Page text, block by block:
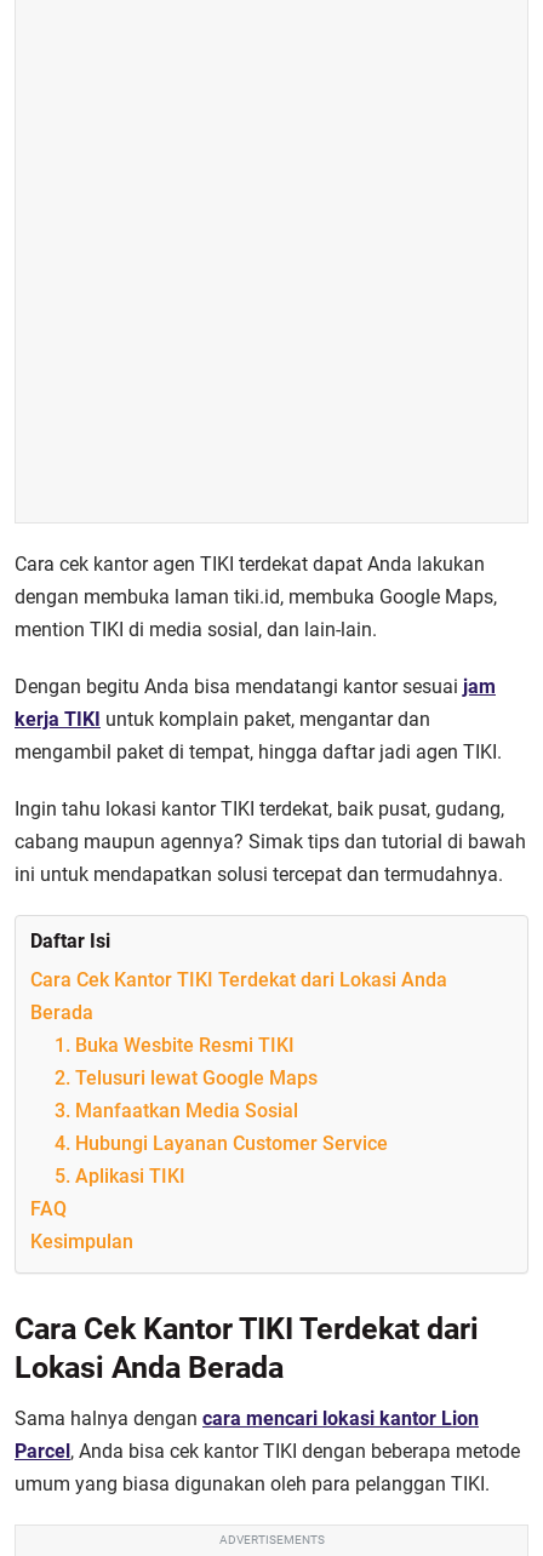
Cara cek kantor agen TIKI terdekat dapat Anda lakukan
dengan membuka laman tiki.id, membuka Google Maps,
mention TIKI di media sosial, dan lain-lain.
Dengan begitu Anda bisa mendatangi kantor sesuai jam
kerja TIKI untuk komplain paket, mengantar dan
mengambil paket di tempat, hingga daftar jadi agen TIKI.
Ingin tahu lokasi kantor TIKI terdekat, baik pusat, gudang,
cabang maupun agennya? Simak tips dan tutorial di bawah
ini untuk mendapatkan solusi tercepat dan termudahnya.
Daftar Isi
Cara Cek Kantor TIKI Terdekat dari Lokasi Anda
Berada
1. Buka Wesbite Resmi TIKI
2. Telusuri lewat Google Maps
3. Manfaatkan Media Sosial
4. Hubungi Layanan Customer Service
5. Aplikasi TIKI
FAQ
Kesimpulan
Cara Cek Kantor TIKI Terdekat dari
Lokasi Anda Berada
Sama halnya dengan cara mencari lokasi kantor Lion
Parcel, Anda bisa cek kantor TIKI dengan beberapa metode
umum yang biasa digunakan oleh para pelanggan TIKI.
ADVERTISEMENTS